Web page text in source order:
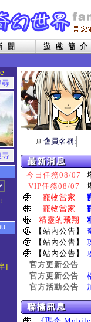
]
會員名稱:
今日任務08/07
VIP任務08/07
寵物當家
寵物當家
精靈的飛翔
【站內公告】
【站內公告】
【站內公告】
官方更新公告
官方更新公告
官方活動公告